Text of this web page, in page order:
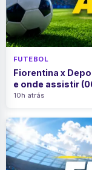
FUTEBOL
Fiorentina x
e onde assistir
10h atrás